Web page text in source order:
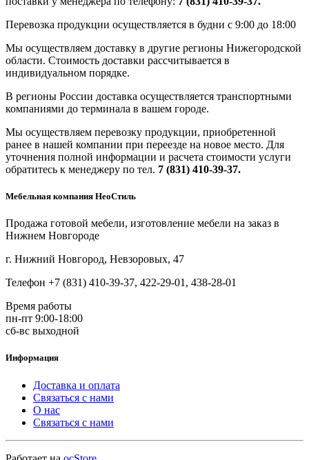
Перевозка продукции осуществляется в будни с 9:00 до 18:00
Мы осуществляем доставку в другие регионы Нижегородской
области. Стоимость доставки рассчитывается в
индивидуальном порядке.
В регионы России доставка осуществляется транспортными
компаниями до терминала в вашем городе.
Мы осуществляем перевозку продукции, приобретенной
ранее в нашей компании при переезде на новое место. Для
уточнения полной информации и расчета стоимости услуги
обратитесь к менеджеру по тел. 7 (831) 410-39-37.
Мебельная компания НеоСтиль
Продажа готовой мебели, изготовление мебели на заказ в
Нижнем Новгороде
г. Нижний Новгород, Невзоровых, 47
Телефон +7 (831) 410-39-37, 422-29-01, 438-28-01
Время работы
пн-пт 9:00-18:00
сб-вс выходной
Информация
Доставка и оплата
Связаться с нами
О нас
Связаться с нами